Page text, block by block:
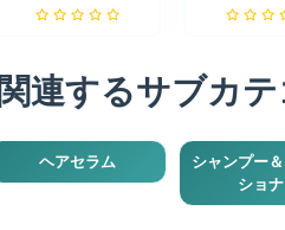
関連するサブカテ
ヘアセラム
シャンプー
ショ